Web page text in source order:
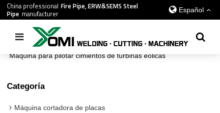
China professional Fire Pipe, ERW&SEMS Steel
Pipe manufacturer Español
todos /
Máquina para pilotar cimientos de turbinas eólicas
Categoría
Máquina cortadora de placas